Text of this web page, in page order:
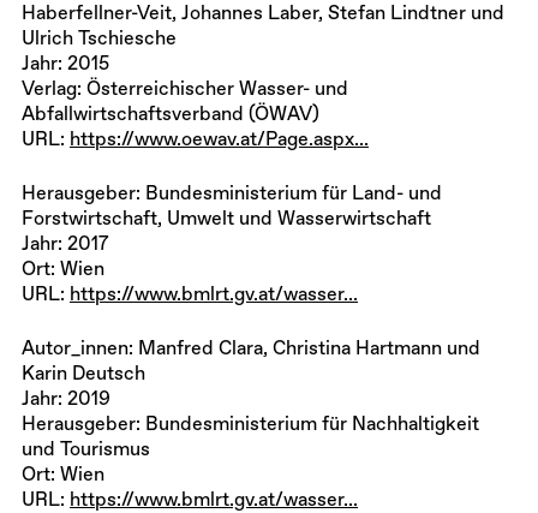
Haberfellner-Veit, Johannes Laber, Stefan Lindtner und
Ulrich Tschiesche
Jahr: 2015
Verlag: Österreichischer Wasser- und
Abfallwirtschaftsverband (ÖWAV)
URL: https://www.oewav.at/Page.aspx...
Herausgeber: Bundesministerium für Land- und
Forstwirtschaft, Umwelt und Wasserwirtschaft
Jahr: 2017
Ort: Wien
URL: https://www.bmlrt.gv.at/wasser...
Autor_innen: Manfred Clara, Christina Hartmann und
Karin Deutsch
Jahr: 2019
Herausgeber: Bundesministerium für Nachhaltigkeit
und Tourismus
Ort: Wien
URL: https://www.bmlrt.gv.at/wasser...